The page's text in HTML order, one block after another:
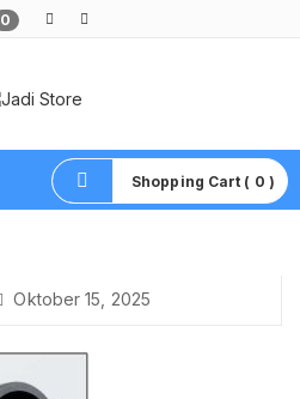
0
Shopping Cart ( 0 )
Oktober 15, 2025